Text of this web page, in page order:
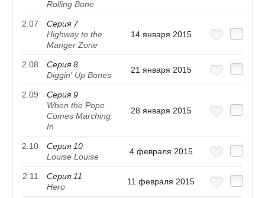
Rolling Bone
2.07
Серия 7
Highway to the
Manger Zone
14 января 2015
2.08
Серия 8
Diggin' Up Bones
21 января 2015
2.09
Серия 9
When the Pope
Comes Marching
In
28 января 2015
2.10
Серия 10
Louise Louise
4 февраля 2015
2.11
Серия 11
Hero
11 февраля 2015